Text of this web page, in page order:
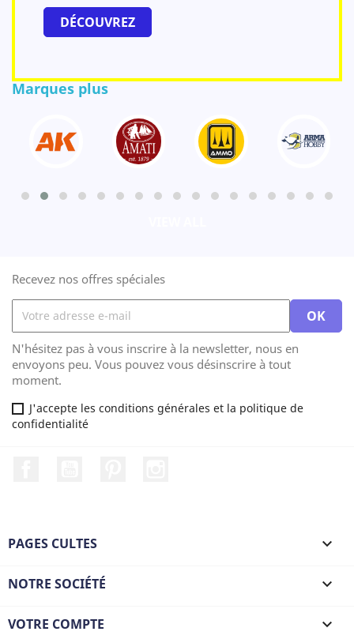
DÉCOUVREZ
Marques plus
Recevez nos offres spéciales
N'hésitez pas à vous inscrire à la newsletter, nous en
envoyons peu. Vous pouvez vous désinscrire à tout
moment.
J'accepte les conditions générales et la politique de
confidentialité
PAGES CULTES 
NOTRE SOCIÉTÉ 
VOTRE COMPTE 